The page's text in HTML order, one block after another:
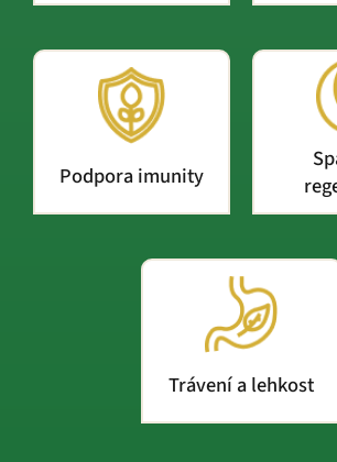
Podpora imunity
Trávení a lehkost